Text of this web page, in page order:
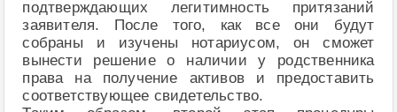
подтверждающих легитимность притязаний
заявителя. После того, как все они будут
собраны и изучены нотариусом, он сможет
вынести решение о наличии у родственника
права на получение активов и предоставить
соответствующее свидетельство.